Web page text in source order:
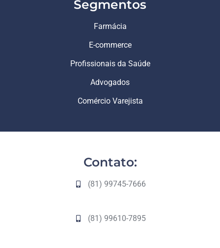
Segmentos
Farmácia
E-commerce
Profissionais da Saúde
Advogados
Comércio Varejista
Contato:
(81) 99745-7666
(81) 99610-7895